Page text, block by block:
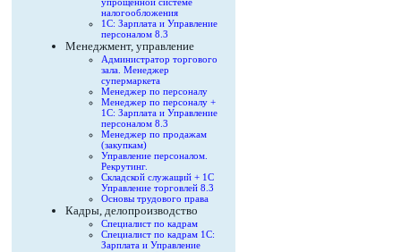
налогообложения
1С: Зарплата и Управление
персоналом 8.3
Менеджмент, управление
Администратор торгового
зала. Менеджер
супермаркета
Менеджер по персоналу
Менеджер по персоналу +
1С: Зарплата и Управление
персоналом 8.3
Менеджер по продажам
(закупкам)
Управление персоналом.
Рекрутинг.
Складской служащий + 1С
Управление торговлей 8.3
Основы трудового права
Кадры, делопроизводство
Специалист по кадрам
Специалист по кадрам 1С:
Зарплата и Управление